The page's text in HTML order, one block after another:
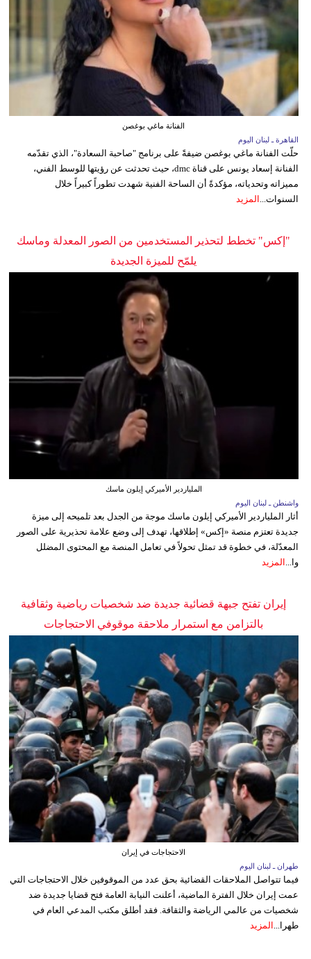
الفنانة ماغي بوغصن
القاهرة ـ لبنان اليوم
حلّت الفنانة ماغي بوغصن ضيفةً على برنامج "صاحبة السعادة"، الذي تقدّمه
الفنانة إسعاد يونس على قناة dmc، حيث تحدثت عن رؤيتها للوسط الفني،
مميزاته وتحدياته، مؤكدةً أن الساحة الفنية شهدت تطوراً كبيراً خلال
السنوات... المزيد
"إكس" تخطط لتحذير المستخدمين من الصور المعدلة وماسك
يلمّح للميزة الجديدة
الملياردير الأميركي إيلون ماسك
واشنطن ـ لبنان اليوم
أثار الملياردير الأميركي إيلون ماسك موجة من الجدل بعد تلميحه إلى ميزة
جديدة تعتزم منصة «إكس» إطلاقها، تهدف إلى وضع علامة تحذيرية على الصور
المعدّلة، في خطوة قد تمثل تحولاً في تعامل المنصة مع المحتوى المضلل
وا...
المزيد
إيران تفتح جبهة قضائية جديدة ضد شخصيات رياضية وثقافية
بالتزامن مع استمرار ملاحقة موقوفي الاحتجاجات
الاحتجاجات في إيران
طهران ـ لبنان اليوم
فيما تتواصل الملاحقات القضائية بحق عدد من الموقوفين خلال الاحتجاجات التي
عمت إيران خلال الفترة الماضية، أعلنت النيابة العامة فتح قضايا جديدة ضد
شخصيات من عالمي الرياضة والثقافة. فقد أطلق مكتب المدعي العام في
طهرا... المزيد